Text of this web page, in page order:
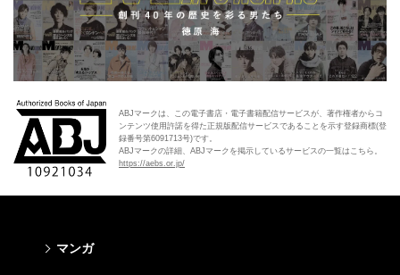
ABJマークは、この電子書店・電子書籍配信サービスが、著作権者からコ
ンテンツ使用許諾を得た正規版配信サービスであることを示す登録商標(登
録番号第6091713号)です。
ABJマークの詳細、ABJマークを掲示しているサービスの一覧はこちら。
https://aebs.or.jp/
マンガ